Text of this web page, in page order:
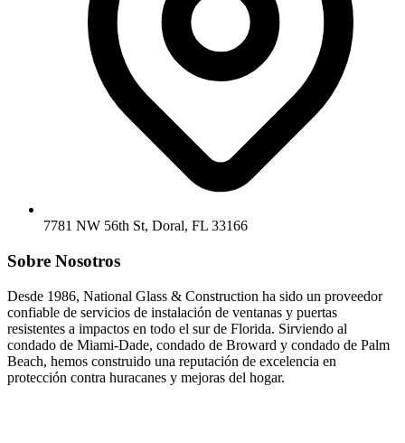
7781 NW 56th St, Doral, FL 33166
Sobre Nosotros
Desde 1986, National Glass & Construction ha sido un proveedor
confiable de servicios de instalación de ventanas y puertas
resistentes a impactos en todo el sur de Florida. Sirviendo al
condado de Miami-Dade, condado de Broward y condado de Palm
Beach, hemos construido una reputación de excelencia en
protección contra huracanes y mejoras del hogar.